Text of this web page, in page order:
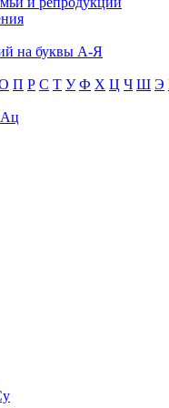
на буквы А-Я
П Р С Т У Ф Х Ц Ч Ш Э
Ац